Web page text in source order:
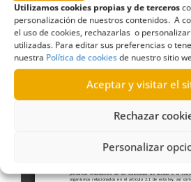
Utilizamos cookies propias y de terceros
personalización de nuestros contenidos. A
el uso de cookies, rechazarlas o
utilizadas. Para editar sus preferencias o
nuestra Política de cookiesde nuestro sitio
Aceptar y visitar el
Rechazar
Personalizar